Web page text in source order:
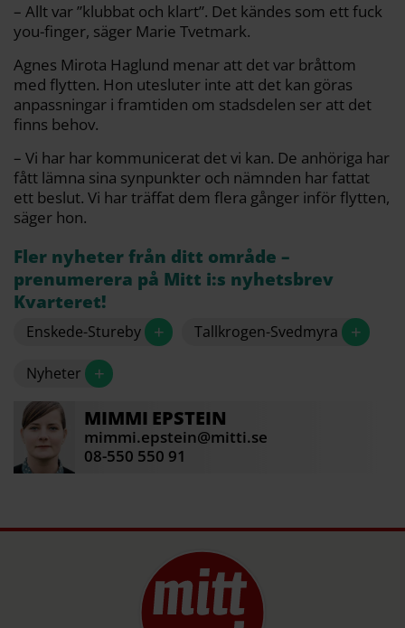
– Allt var ”klubbat och klart”. Det kändes som ett fuck
you-finger, säger Marie Tvetmark.
Agnes Mirota Haglund menar att det var bråttom
med flytten. Hon utesluter inte att det kan göras
anpassningar i framtiden om stadsdelen ser att det
finns behov.
– Vi har har kommunicerat det vi kan. De anhöriga har
fått lämna sina synpunkter och nämnden har fattat
ett beslut. Vi har träffat dem flera gånger inför flytten,
säger hon.
Fler nyheter från ditt område –
prenumerera på Mitt i:s nyhetsbrev
Kvarteret!
Enskede-Stureby + Tallkrogen-Svedmyra +
Nyheter +
MIMMI EPSTEIN
mimmi.epstein@mitti.se
08-550 550 91